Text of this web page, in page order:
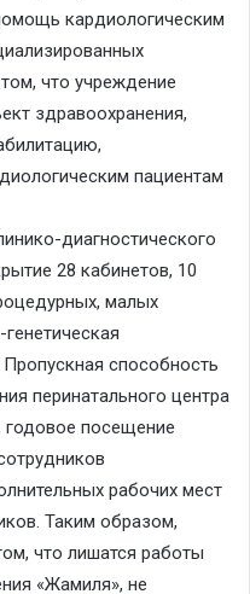
кардиологическим
что учреждение
здравоохранения,
пациентам
диагностического
28 кабинетов, 10
малых
способность
перинатального центра
годовое посещение
рабочих мест
Таким образом,
что лишатся работы
«Жамиля», не